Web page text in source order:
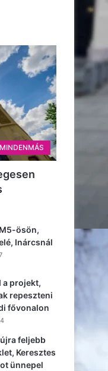
MINDENMÁS
ösön,
Inárcsnál
a projekt,
repeszteni
fővonalon
feljebb
Keresztes
ünnepel